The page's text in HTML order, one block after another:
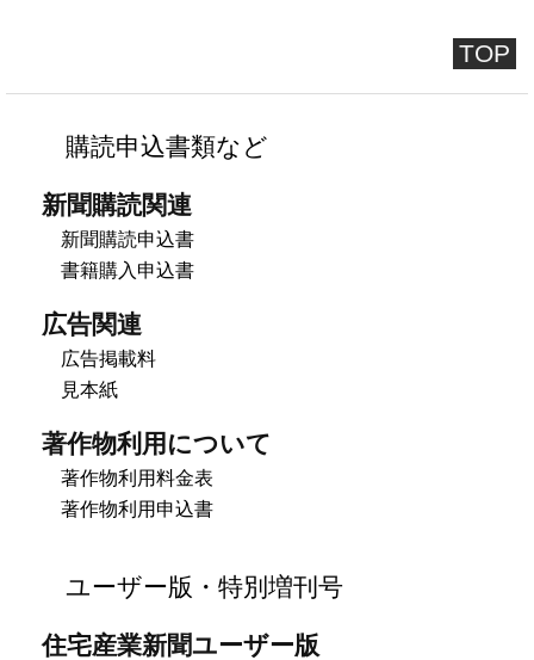
TOP
購読申込書類など
新聞購読関連
新聞購読申込書
書籍購入申込書
広告関連
広告掲載料
見本紙
著作物利用について
著作物利用料金表
著作物利用申込書
ユーザー版・特別増刊号
住宅産業新聞ユーザー版